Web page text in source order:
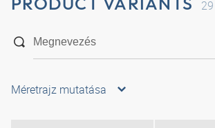
29
Méretrajz mutatása